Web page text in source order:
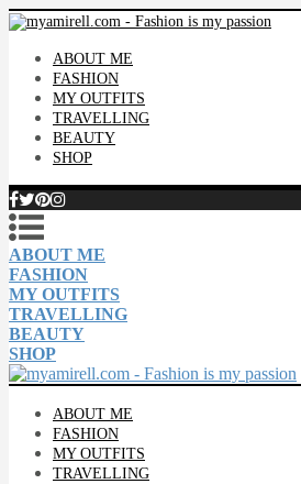
ABOUT ME
FASHION
MY OUTFITS
TRAVELLING
BEAUTY
SHOP
ABOUT ME
FASHION
MY OUTFITS
TRAVELLING
BEAUTY
SHOP
ABOUT ME
FASHION
MY OUTFITS
TRAVELLING